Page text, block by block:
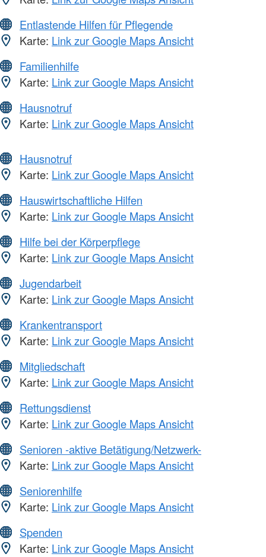
Entlastende Hilfen für Pflegende
Karte: Link zur Google Maps Ansicht
Familienhilfe
Karte: Link zur Google Maps Ansicht
Hausnotruf
Karte: Link zur Google Maps Ansicht
Hausnotruf
Karte: Link zur Google Maps Ansicht
Hauswirtschaftliche Hilfen
Karte: Link zur Google Maps Ansicht
Hilfe bei der Körperpflege
Karte: Link zur Google Maps Ansicht
Jugendarbeit
Karte: Link zur Google Maps Ansicht
Krankentransport
Karte: Link zur Google Maps Ansicht
Mitgliedschaft
Karte: Link zur Google Maps Ansicht
Rettungsdienst
Karte: Link zur Google Maps Ansicht
Senioren -aktive Betätigung/Netzwerk-
Karte: Link zur Google Maps Ansicht
Seniorenhilfe
Karte: Link zur Google Maps Ansicht
Spenden
Karte: Link zur Google Maps Ansicht